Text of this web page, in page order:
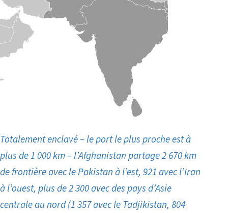
Totalement enclavé – le port le plus proche est à
plus de 1 000 km – l’Afghanistan partage 2 670 km
de frontière avec le Pakistan à l’est, 921 avec l’Iran
à l’ouest, plus de 2 300 avec des pays d’Asie
centrale au nord (1 357 avec le Tadjikistan, 804